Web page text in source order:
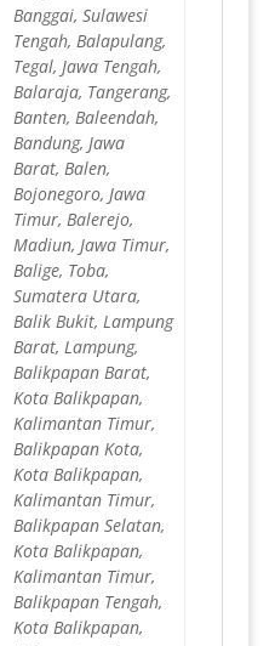
Banggai, Sulawesi
Tengah, Balapulang,
Tegal, Jawa Tengah,
Balaraja, Tangerang,
Banten, Baleendah,
Bandung, Jawa
Barat, Balen,
Bojonegoro, Jawa
Timur, Balerejo,
Madiun, Jawa Timur,
Balige, Toba,
Sumatera Utara,
Balik Bukit, Lampung
Barat, Lampung,
Balikpapan Barat,
Kota Balikpapan,
Kalimantan Timur,
Balikpapan Kota,
Kota Balikpapan,
Kalimantan Timur,
Balikpapan Selatan,
Kota Balikpapan,
Kalimantan Timur,
Balikpapan Tengah,
Kota Balikpapan,